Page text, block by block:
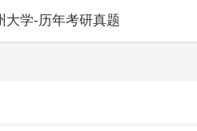
大学-历年考研真题